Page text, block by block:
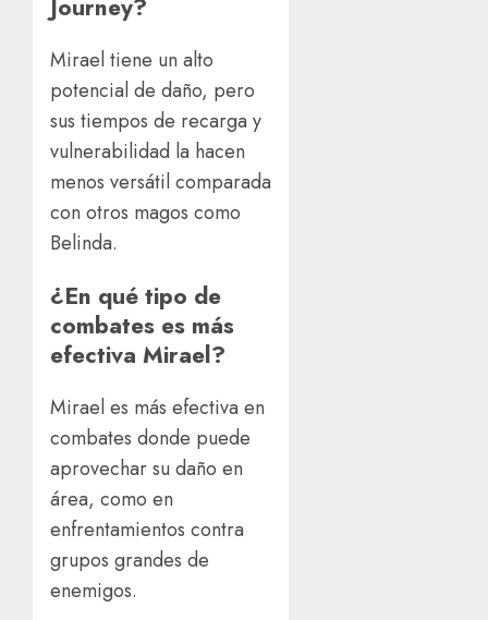
Journey?
Mirael tiene un alto
potencial de daño, pero
sus tiempos de recarga y
vulnerabilidad la hacen
menos versátil comparada
con otros magos como
Belinda.
¿En qué tipo de
combates es más
efectiva Mirael?
Mirael es más efectiva en
combates donde puede
aprovechar su daño en
área, como en
enfrentamientos contra
grupos grandes de
enemigos.